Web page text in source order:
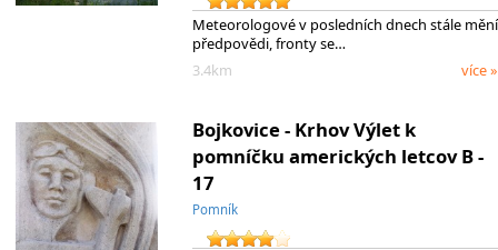
Meteorologové v posledních dnech stále mění
předpovědi, fronty se…
3.4km
více »
Bojkovice - Krhov Výlet k
pomníčku amerických letcov B -
17
Pomník